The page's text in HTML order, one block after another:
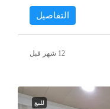
التفاصيل
للبيع